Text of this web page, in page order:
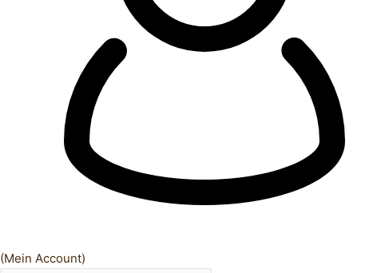
(Mein Account)